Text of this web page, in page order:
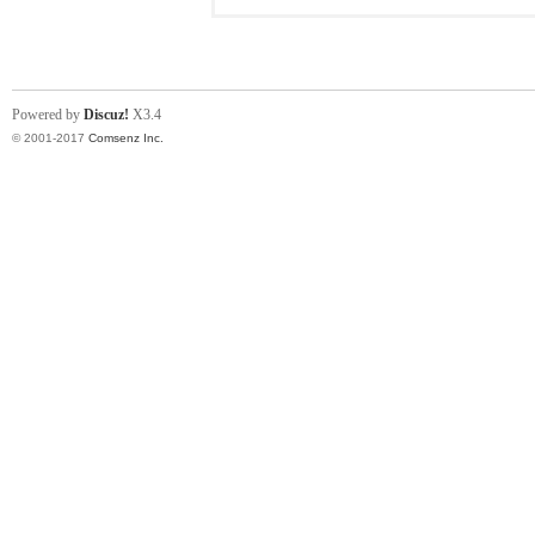
Powered by Discuz! X3.4
© 2001-2017 Comsenz Inc.